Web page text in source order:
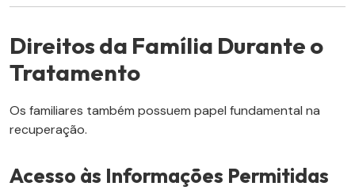
Direitos da Família Durante o
Tratamento
Os familiares também possuem papel fundamental na
recuperação.
Acesso às Informações Permitidas